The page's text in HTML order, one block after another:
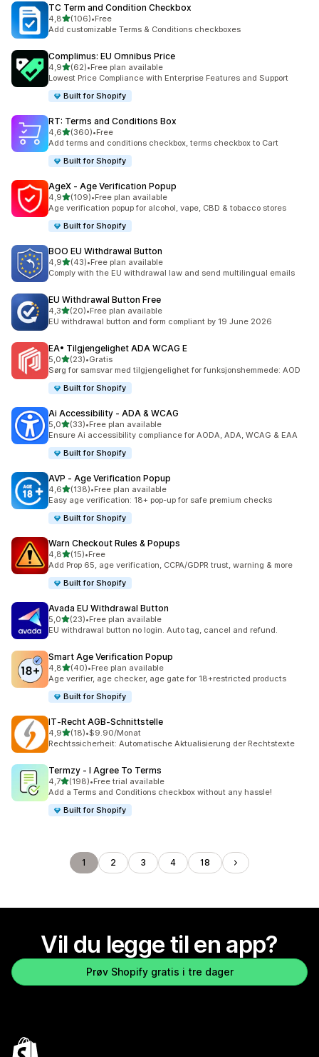
TC Term and Condition Checkbox
4,8av 5 stjerner
(106)
Totalt 106 omtaler
•Free
Add customizable Terms & Conditions checkboxes
Complimus: EU Omnibus Price
4,9av 5 stjerner
(62)
Totalt 62 omtaler
•Free plan available
Lowest Price Compliance with Enterprise Features and Support
Built for Shopify
RT: Terms and Conditions Box
4,6av 5 stjerner
(360)
Totalt 360 omtaler
•Free
Add terms and conditions checkbox, terms checkbox to Cart
Built for Shopify
AgeX ‑ Age Verification Popup
4,9av 5 stjerner
(109)
Totalt 109 omtaler
•Free plan available
Age verification popup for alcohol, vape, CBD & tobacco stores
Built for Shopify
BOO EU Withdrawal Button
4,9av 5 stjerner
(43)
Totalt 43 omtaler
•Free plan available
Comply with the EU withdrawal law and send multilingual emails
EU Withdrawal Button Free
4,3av 5 stjerner
(20)
Totalt 20 omtaler
•Free plan available
EU withdrawal button and form compliant by 19 June 2026
EA• Tilgjengelighet ADA WCAG E
5,0av 5 stjerner
(23)
Totalt 23 omtaler
•Gratis
Sørg for samsvar med tilgjengelighet for funksjonshemmede: AOD
Built for Shopify
Ai Accessibility ‑ ADA & WCAG
5,0av 5 stjerner
(33)
Totalt 33 omtaler
•Free plan available
Ensure Ai accessibility compliance for AODA, ADA, WCAG & EAA
Built for Shopify
AVP ‑ Age Verification Popup
4,6av 5 stjerner
(138)
Totalt 138 omtaler
•Free plan available
Easy age verification: 18+ pop-up for safe premium checks
Built for Shopify
Warn Checkout Rules & Popups
4,8av 5 stjerner
(15)
Totalt 15 omtaler
•Free
Add Prop 65, age verification, CCPA/GDPR trust, warning & more
Built for Shopify
Avada EU Withdrawal Button
5,0av 5 stjerner
(23)
Totalt 23 omtaler
•Free plan available
EU withdrawal button no login. Auto tag, cancel and refund.
Smart Age Verification Popup
4,8av 5 stjerner
(40)
Totalt 40 omtaler
•Free plan available
Age verifier, age checker, age gate for 18+restricted products
Built for Shopify
IT‑Recht AGB‑Schnittstelle
4,9av 5 stjerner
(18)
Totalt 18 omtaler
•$9.90/Monat
Rechtssicherheit: Automatische Aktualisierung der Rechtstexte
Termzy ‑ I Agree To Terms
4,7av 5 stjerner
(198)
Totalt 198 omtaler
•Free trial available
Add a Terms and Conditions checkbox without any hassle!
Built for Shopify
1 2 3 4 18
Vil du legge til en app?
Prøv Shopify gratis i tre dager